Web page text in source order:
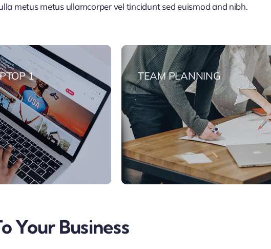
metus metus ullamcorper vel tincidunt sed euismod and nibh.
1 TEAM PLANNING
Your Business